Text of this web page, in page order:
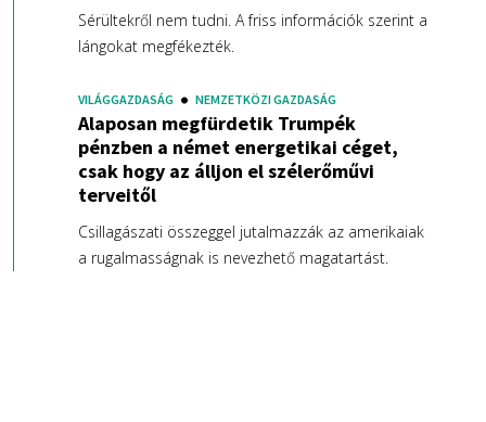
Sérültekről nem tudni. A friss információk szerint a
lángokat megfékezték.
VILÁGGAZDASÁG NEMZETKÖZI GAZDASÁG
Alaposan megfürdetik Trumpék
pénzben a német energetikai céget,
csak hogy az álljon el szélerőművi
terveitől
Csillagászati összeggel jutalmazzák az amerikaiak
a rugalmasságnak is nevezhető magatartást.